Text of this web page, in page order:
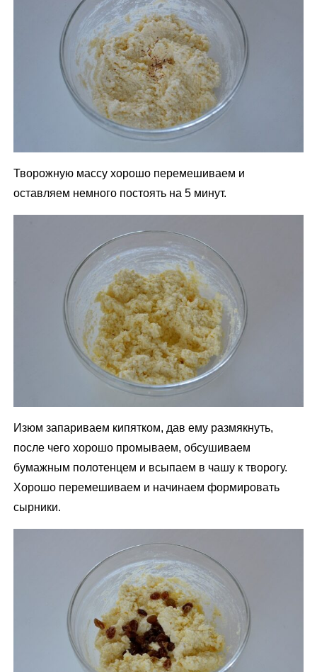
Творожную массу хорошо перемешиваем и
оставляем немного постоять на 5 минут.
Изюм запариваем кипятком, дав ему размякнуть,
после чего хорошо промываем, обсушиваем
бумажным полотенцем и всыпаем в чашу к творогу.
Хорошо перемешиваем и начинаем формировать
сырники.